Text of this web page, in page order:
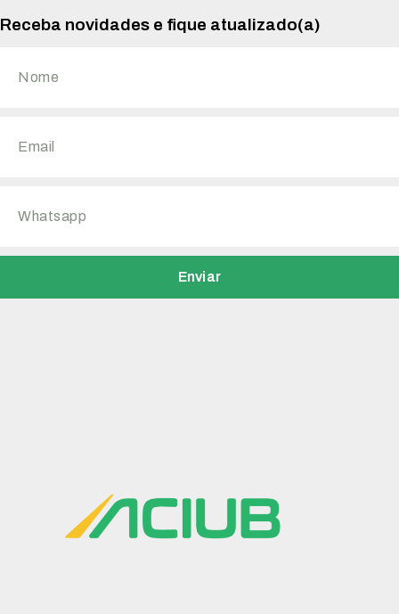
Receba novidades e fique atualizado(a)
Enviar